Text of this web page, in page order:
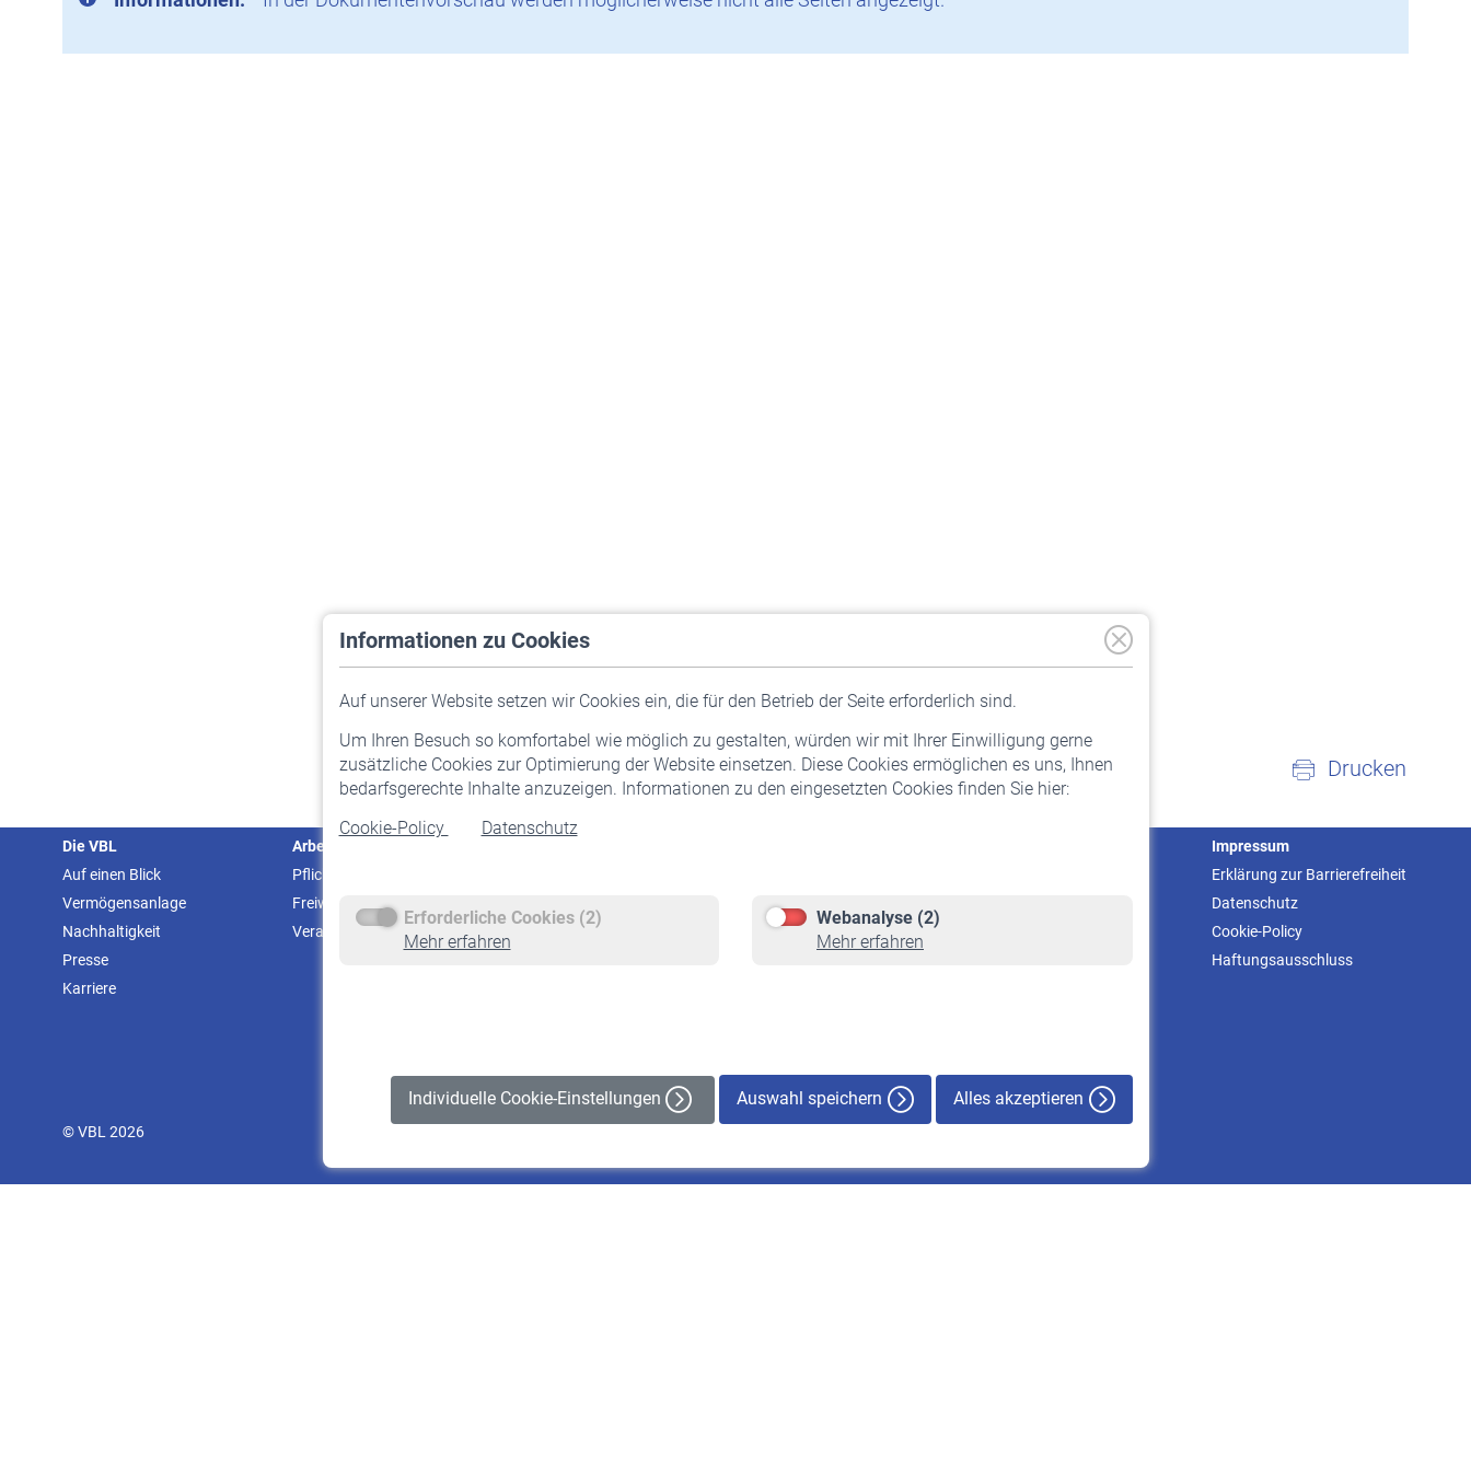
Informationen zu Cookies
Auf unserer Website setzen wir Cookies ein, die für den Betrieb der Seite erforderlich sind.
Um Ihren Besuch so komfortabel wie möglich zu gestalten, würden wir mit Ihrer Einwilligung gerne
zusätzliche Cookies zur Optimierung der Website einsetzen. Diese Cookies ermöglichen es uns, Ihnen
bedarfsgerechte Inhalte anzuzeigen. Informationen zu den eingesetzten Cookies finden Sie hier:
Cookie-Policy
Datenschutz
Erforderliche Cookies (2)
Mehr erfahren
Webanalyse (2)
Mehr erfahren
Individuelle Cookie-Einstellungen Auswahl speichern Alles akzeptieren
Drucken
Die VBL
Auf einen Blick
Vermögensanlage
Nachhaltigkeit
Presse
Karriere
Arbeitgeber
Pflichtversicherung
Freiwillige Versicherung
Veranstaltungen
Staatliche Förderung
Rente beantragen
Rentenauszahlung
Impressum
Erklärung zur Barrierefreiheit
Datenschutz
Cookie-Policy
Haftungsausschluss
© VBL 2026